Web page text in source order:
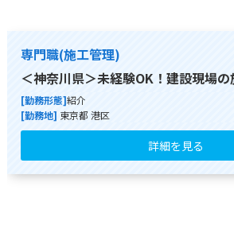
専門職(施工管理)
＜神奈川県＞未経験OK！建設現場
[勤務形態]紹介
[勤務地] 東京都 港区
詳細を見る